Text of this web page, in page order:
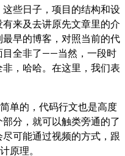
些日子，项目的结构和设
来及去讲原先文章里的介
早的博客，对照当前的代
目全非了——当然，一段时
，哈哈。在这里，我们表
单的，代码行文也是高度
分，就可以触类旁通的了
可能通过视频的方式，跟
原理。